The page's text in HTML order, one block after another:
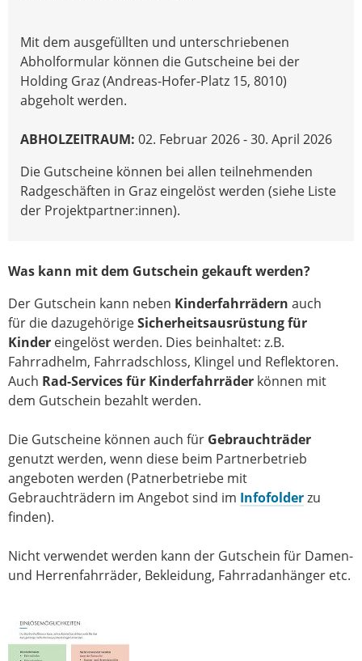
Mit dem ausgefüllten und unterschriebenen
Abholformular können die Gutscheine bei der
Holding Graz (Andreas-Hofer-Platz 15, 8010)
abgeholt werden.
ABHOLZEITRAUM: 02. Februar 2026 - 30. April 2026
Die Gutscheine können bei allen teilnehmenden
Radgeschäften in Graz eingelöst werden (siehe Liste
der Projektpartner:innen).
Was kann mit dem Gutschein gekauft werden?
Der Gutschein kann neben Kinderfahrrädern auch
für die dazugehörigeSicherheitsausrüstung für
Kinder eingelöst werden. Dies beinhaltet: z.B.
Fahrradhelm, Fahrradschloss, Klingel und Reflektoren.
Auch Rad-Services für Kinderfahrräder können mit
dem Gutschein bezahlt werden.
Die Gutscheine können auch für Gebrauchträder
genutzt werden, wenn diese beim Partnerbetrieb
angeboten werden (Patnerbetriebe mit
Gebrauchträdern im Angebot sind im Infofolderzu
finden).
Nicht verwendet werden kann der Gutschein für Damen-
und Herrenfahrräder, Bekleidung, Fahrradanhänger etc.